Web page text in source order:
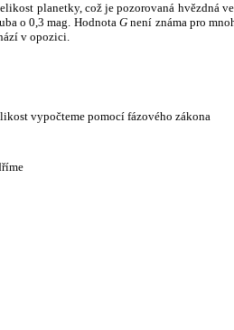
planetky, což je pozorovaná hvězdná
o 0,3 mag. HodnotaG není známa pro
v opozici.
vypočteme pomocí fázového zákona